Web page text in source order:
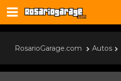
RosarioGarage.com Autos